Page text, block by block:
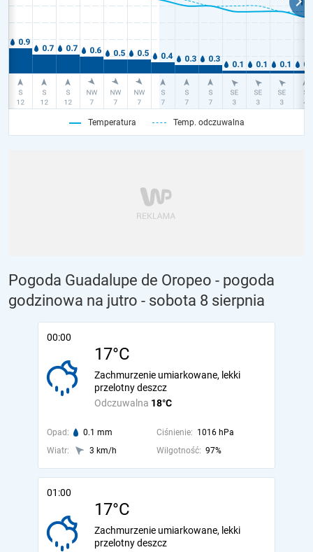
Temperatura Temp. odczuwalna
Pogoda Guadalupe de Oropeo - pogoda
godzinowa na jutro - sobota 8 sierpnia
00:00
17°C
Odczuwalna 18°C
Zachmurzenie umiarkowane, lekki
przelotny deszcz
Opad: 0.1 mm Ciśnienie: 1016 hPa
Wiatr:
3 km/h Wilgotność: 97%
01:00
17°C
Zachmurzenie umiarkowane, lekki
przelotny deszcz